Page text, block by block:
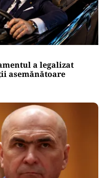
de termen pe A0
a descărcărilor